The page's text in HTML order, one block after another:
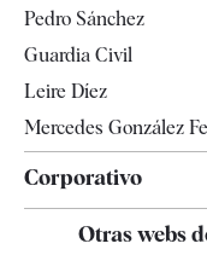
Pedro Sánchez
Guardia Civil
Leire Díez
Mercedes González
Corporativo
Otras webs